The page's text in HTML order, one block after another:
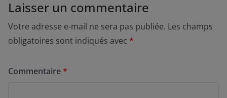
Laisser un commentaire
Votre adresse e-mail ne sera pas publiée. Les champs
obligatoires sont indiqués avec *
Commentaire*